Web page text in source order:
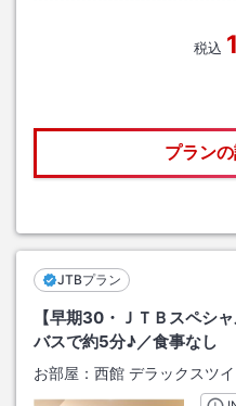
税込
プラン
JTBプラン
【早期30・ＪＴＢスペシ
バスで約5分♪／食事なし
お部屋： 西館 デラックスツ